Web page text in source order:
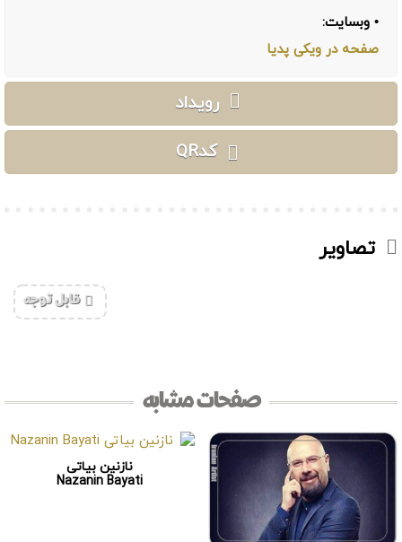
• وبسایت:
صفحه در ویکی پدیا
رویداد
کدQR
تصاویر
‌قابل توجه
صفحات مشابه
نازنین بیاتی
Nazanin Bayati